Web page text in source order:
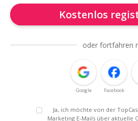
Kostenlos
oder fortfahren
Google Facebook
Ja, ich möchte von der
Marketing E-Mails über aktuelle